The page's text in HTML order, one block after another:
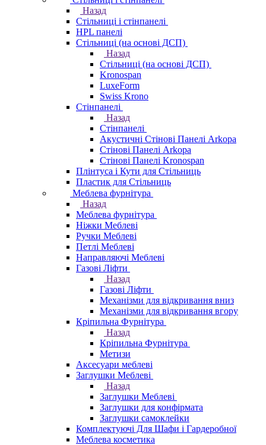
Назад
Стільниці і стінпанелі
HPL панелі
Стільниці (на основі ДСП)
Назад
Стільниці (на основі ДСП)
Kronospan
LuxeForm
Swiss Krono
Стінпанелі
Назад
Стінпанелі
Акустичні Стінові Панелі Аrkopa
Стінові Панелі Arkopa
Стінові Панелі Kronospan
Плінтуса і Кути для Стільниць
Пластик для Стільниць
Меблева фурнітура
Назад
Меблева фурнітура
Ніжки Меблеві
Ручки Меблеві
Петлі Меблеві
Направляючі Меблеві
Газові Ліфти
Назад
Газові Ліфти
Механізми для відкривання вниз
Механізми для відкривання вгору
Кріпильна Фурнітура
Назад
Кріпильна Фурнітура
Метизи
Аксесуари меблеві
Заглушки Меблеві
Назад
Заглушки Меблеві
Заглушки для конфірмата
Заглушки самоклейки
Комплектуючі Для Шафи і Гардеробної
Меблева косметика